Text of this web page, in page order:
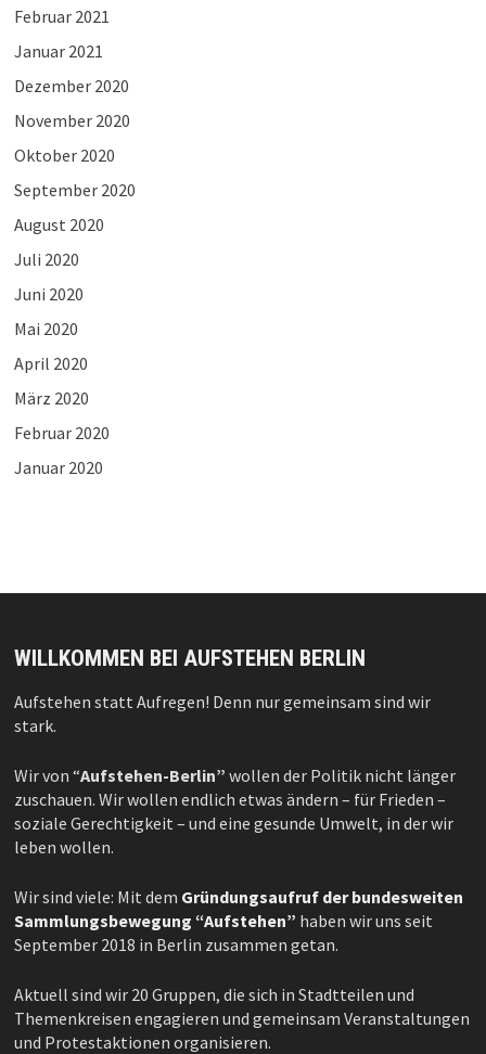
Februar 2021
Januar 2021
Dezember 2020
November 2020
Oktober 2020
September 2020
August 2020
Juli 2020
Juni 2020
Mai 2020
April 2020
März 2020
Februar 2020
Januar 2020
WILLKOMMEN BEI AUFSTEHEN BERLIN
Aufstehen statt Aufregen! Denn nur gemeinsam sind wir
stark.
Wir von “Aufstehen-Berlin” wollen der Politik nicht länger
zuschauen. Wir wollen endlich etwas ändern – für Frieden –
soziale Gerechtigkeit – und eine gesunde Umwelt, in der wir
leben wollen.
Wir sind viele: Mit dem Gründungsaufruf der bundesweiten
Sammlungsbewegung “Aufstehen” haben wir uns seit
September 2018 in Berlin zusammen getan.
Aktuell sind wir 20 Gruppen, die sich in Stadtteilen und
Themenkreisen engagieren und gemeinsam Veranstaltungen
und Protestaktionen organisieren.